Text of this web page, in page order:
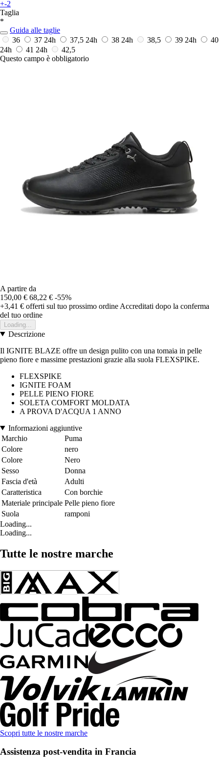
+-2
Taglia
*
Guida alle taglie
36
37 24h 37,5 24h 38 24h 38,5 39 24h
40
24h
41 24h
42,5
Questo campo è obbligatorio
A partire da
150,00 € 68,22 € -55%
+3,41 € offerti sul tuo prossimo ordine Accreditati dopo la conferma
del tuo ordine
Loading...
Descrizione
Il IGNITE BLAZE offre un design pulito con una tomaia in pelle
pieno fiore e massime prestazioni grazie alla suola FLEXSPIKE.
FLEXSPIKE
IGNITE FOAM
PELLE PIENO FIORE
SOLETA COMFORT MOLDATA
A PROVA D'ACQUA 1 ANNO
Informazioni aggiuntive
Marchio
Puma
Colore
nero
Colore
Nero
Sesso
Donna
Fascia d'età
Adulti
Caratteristica
Con borchie
Materiale principale Pelle pieno fiore
Suola
ramponi
Loading...
Loading...
Tutte le nostre marche
Scopri tutte le nostre marche
Assistenza post-vendita in Francia